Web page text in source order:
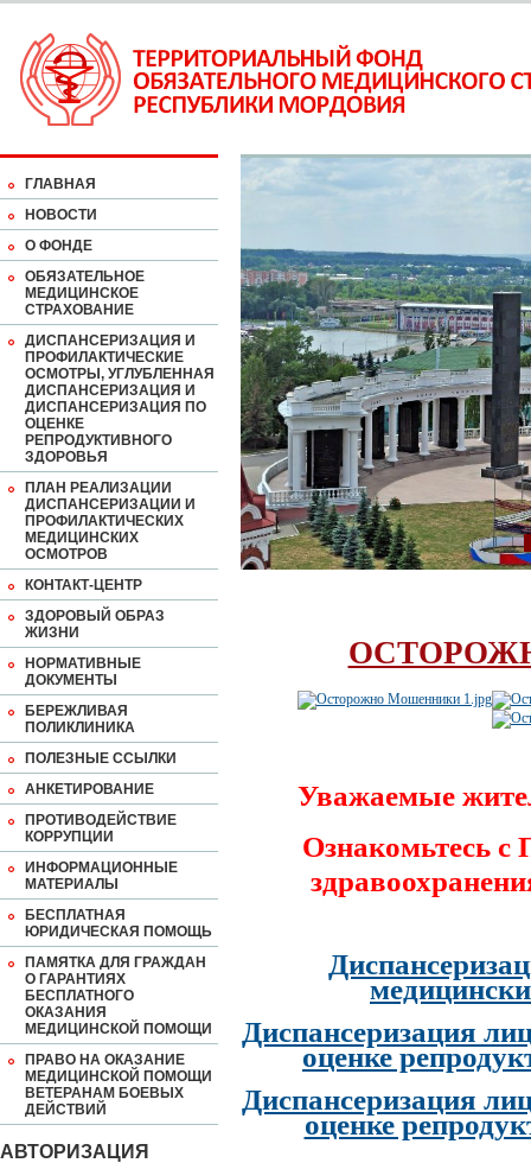
ГЛАВНАЯ
НОВОСТИ
О ФОНДЕ
ОБЯЗАТЕЛЬНОЕ
МЕДИЦИНСКОЕ
СТРАХОВАНИЕ
ДИСПАНСЕРИЗАЦИЯ И
ПРОФИЛАКТИЧЕСКИЕ
ОСМОТРЫ, УГЛУБЛЕННАЯ
ДИСПАНСЕРИЗАЦИЯ И
ДИСПАНСЕРИЗАЦИЯ ПО
ОЦЕНКЕ
РЕПРОДУКТИВНОГО
ЗДОРОВЬЯ
ПЛАН РЕАЛИЗАЦИИ
ДИСПАНСЕРИЗАЦИИ И
ПРОФИЛАКТИЧЕСКИХ
МЕДИЦИНСКИХ
ОСМОТРОВ
КОНТАКТ-ЦЕНТР
ЗДОРОВЫЙ ОБРАЗ
ЖИЗНИ
НОРМАТИВНЫЕ
ДОКУМЕНТЫ
БЕРЕЖЛИВАЯ
ПОЛИКЛИНИКА
ПОЛЕЗНЫЕ ССЫЛКИ
АНКЕТИРОВАНИЕ
ПРОТИВОДЕЙСТВИЕ
КОРРУПЦИИ
ИНФОРМАЦИОННЫЕ
МАТЕРИАЛЫ
БЕСПЛАТНАЯ
ЮРИДИЧЕСКАЯ ПОМОЩЬ
ПАМЯТКА ДЛЯ ГРАЖДАН
О ГАРАНТИЯХ
БЕСПЛАТНОГО
ОКАЗАНИЯ
МЕДИЦИНСКОЙ ПОМОЩИ
ПРАВО НА ОКАЗАНИЕ
МЕДИЦИНСКОЙ ПОМОЩИ
ВЕТЕРАНАМ БОЕВЫХ
ДЕЙСТВИЙ
АВТОРИЗАЦИЯ
Уважаемые
Ознакомьтесь
Диспансеризация
оценке
Диспансеризация
оценке